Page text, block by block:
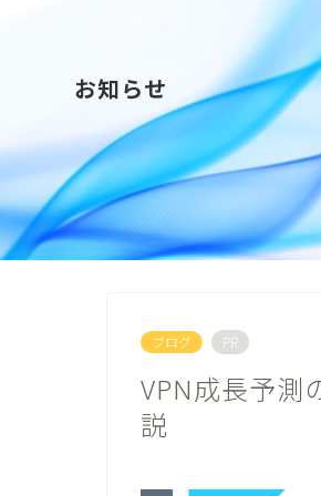
お知らせ
ブログ PR
VPN成長予測
説